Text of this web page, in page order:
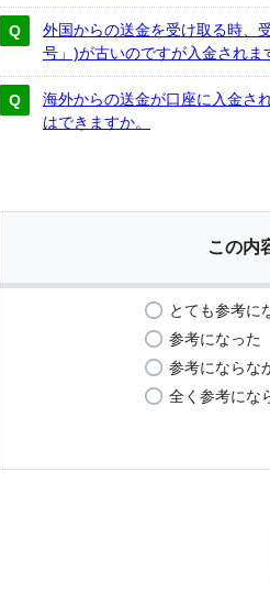
外国からの送金を受け取る時、
号」)が古いのですが入金されま
海外からの送金が口座に入金さ
はできますか。
この内
とても参考に
参考になった
参考にならな
全く参考にな